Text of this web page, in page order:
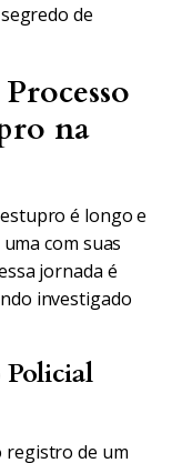
de
na
é longo e
com suas
jornada é
investigado
Policial
registro de um